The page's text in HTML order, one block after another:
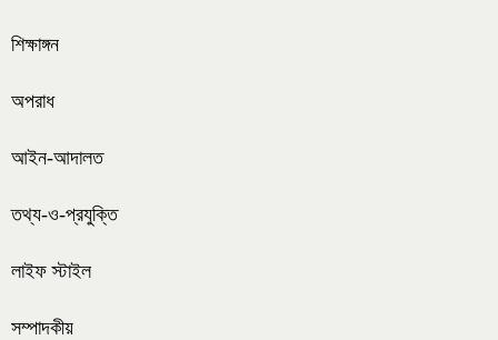
শিক্ষাঙ্গন
অপরাধ
আইন-আদালত
তথ্য-ও-প্রযুক্তি
লাইফ স্টাইল
সম্পাদকীয়